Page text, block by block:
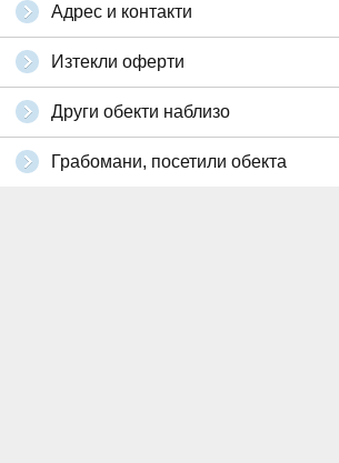
Адрес и контакти
Изтекли оферти
Други обекти наблизо
Грабомани, посетили обекта